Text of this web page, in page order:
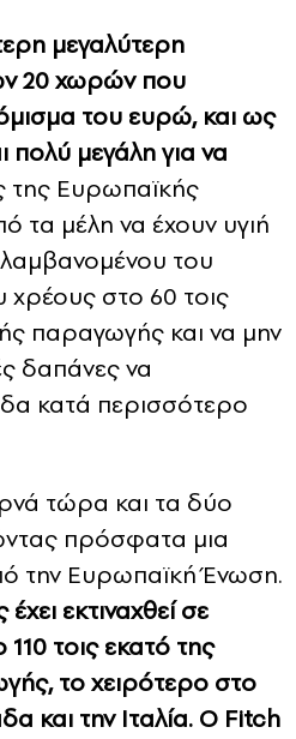
μεγαλύτερη
20 χωρών που
του ευρώ, και ως
πολύ μεγάλη για να
της Ευρωπαϊκής
τα μέλη να έχουν υγιή
του
στο 60 τοις
παραγωγής και να μην
δαπάνες να
κατά περισσότερο
τώρα και τα δύο
πρόσφατα μια
την Ευρωπαϊκή Ένωση.
εκτιναχθεί σε
τοις εκατό της
το χειρότερο στο
και την Ιταλία. Ο Fitch